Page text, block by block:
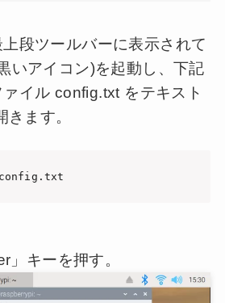
上段ツールバーに表示されて
いアイコン)を起動し、下記
イル config.txt をテキスト
ます。
config.txt
」キーを押す。